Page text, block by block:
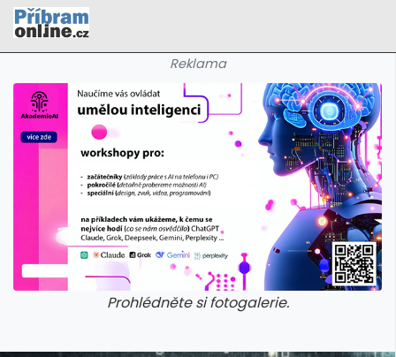
Reklama
Prohlédněte si fotogalerie.